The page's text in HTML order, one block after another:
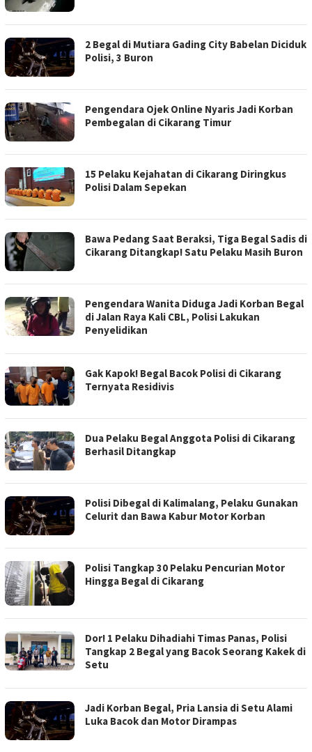
2 Begal di Mutiara Gading City Babelan Diciduk
Polisi, 3 Buron
Pengendara Ojek Online Nyaris Jadi Korban
Pembegalan di Cikarang Timur
15 Pelaku Kejahatan di Cikarang Diringkus
Polisi Dalam Sepekan
Bawa Pedang Saat Beraksi, Tiga Begal Sadis di
Cikarang Ditangkap! Satu Pelaku Masih Buron
Pengendara Wanita Diduga Jadi Korban Begal
di Jalan Raya Kali CBL, Polisi Lakukan
Penyelidikan
Gak Kapok! Begal Bacok Polisi di Cikarang
Ternyata Residivis
Dua Pelaku Begal Anggota Polisi di Cikarang
Berhasil Ditangkap
Polisi Dibegal di Kalimalang, Pelaku Gunakan
Celurit dan Bawa Kabur Motor Korban
Polisi Tangkap 30 Pelaku Pencurian Motor
Hingga Begal di Cikarang
Dor! 1 Pelaku Dihadiahi Timas Panas, Polisi
Tangkap 2 Begal yang Bacok Seorang Kakek di
Setu
Jadi Korban Begal, Pria Lansia di Setu Alami
Luka Bacok dan Motor Dirampas